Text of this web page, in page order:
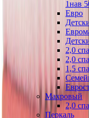
1нав
Евро
2,0
2,0
1,5
Махровый
2,0
Перкаль